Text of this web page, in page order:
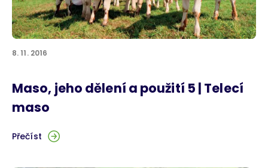
8. 11. 2016
Maso, jeho dělení a použití 5 | Telecí
maso
Přečíst